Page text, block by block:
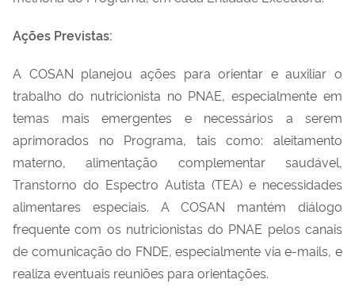
Ações Previstas:
A COSAN planejou ações paraorientar eauxiliar o
trabalho do nutricionista no PNAE, especialmente em
temas mais emergentes e necessários a serem
aprimorados no Programa, tais como:aleitamento
materno, alimentação complementar saudável,
Transtorno do Espectro Autista (TEA) e necessidades
alimentares especiais. A COSAN mantém diálogo
frequente com os nutricionistas do PNAE pelos canais
de comunicação do FNDE, especialmente viae-mails, e
realiza eventuais reuniões para orientações.